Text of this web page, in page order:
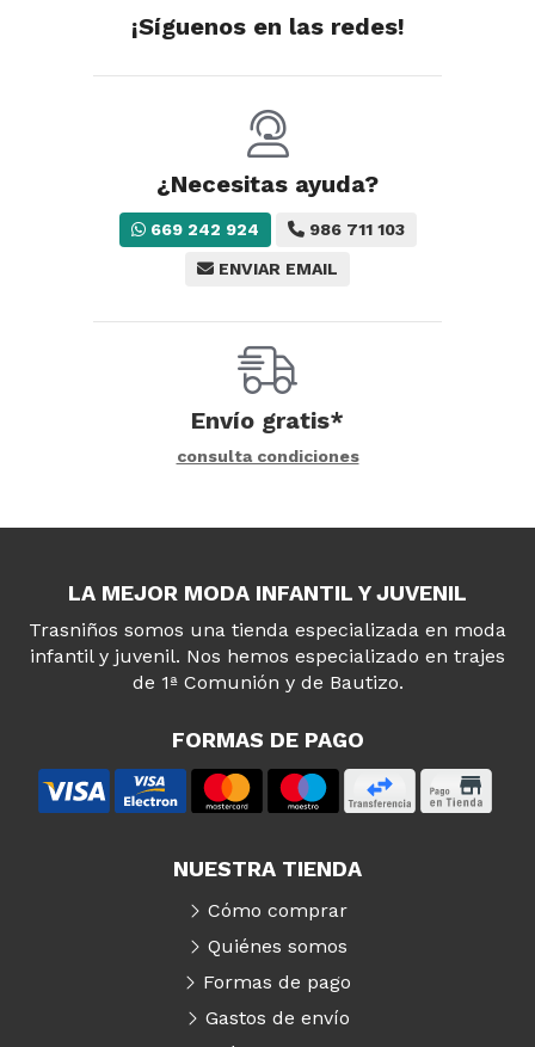
¡Síguenos en las redes!
¿Necesitas ayuda?
669 242 924 986 711 103
ENVIAR EMAIL
Envío gratis*
consulta condiciones
LA MEJOR MODA INFANTIL Y JUVENIL
Trasniños somos una tienda especializada en moda
infantil y juvenil. Nos hemos especializado en trajes
de 1ª Comunión y de Bautizo.
FORMAS DE PAGO
NUESTRA TIENDA
Cómo comprar
Quiénes somos
Formas de pago
Gastos de envío